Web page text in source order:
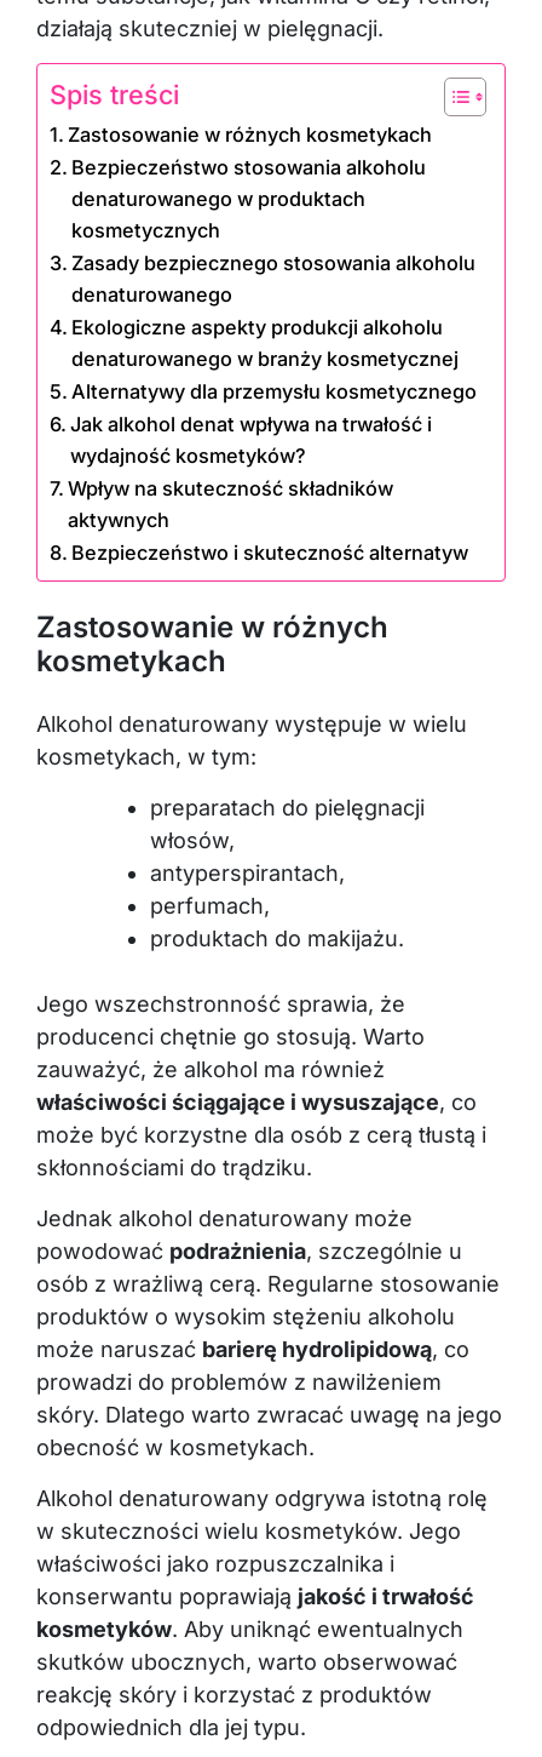
działają skuteczniej w pielęgnacji.
Spis treści
Zastosowanie w różnych kosmetykach
Bezpieczeństwo stosowania alkoholu
denaturowanego w produktach
kosmetycznych
Zasady bezpiecznego stosowania alkoholu
denaturowanego
Ekologiczne aspekty produkcji alkoholu
denaturowanego w branży kosmetycznej
Alternatywy dla przemysłu kosmetycznego
Jak alkohol denat wpływa na trwałość i
wydajność kosmetyków?
Wpływ na skuteczność składników
aktywnych
Bezpieczeństwo i skuteczność alternatyw
Zastosowanie w różnych
kosmetykach
Alkohol denaturowany występuje w wielu
preparatach do pielęgnacji
włosów,
antyperspirantach,
perfumach,
produktach do makijażu.
Jego wszechstronność sprawia, że
producenci chętnie go stosują. Warto
zauważyć, że alkohol ma również
właściwości ściągające i wysuszające
może być korzystne dla osób z cerą tłustą i
skłonnościami do trądziku.
Jednak alkohol denaturowany może
powodować
podrażnienia
, szczególnie u
osób z wrażliwą cerą. Regularne stosowanie
produktów o wysokim stężeniu alkoholu
może naruszać barierę hydrolipidową
prowadzi do problemów z nawilżeniem
skóry. Dlatego warto zwracać uwagę na jego
obecność w kosmetykach.
Alkohol denaturowany odgrywa istotną rolę
w skuteczności wielu kosmetyków. Jego
właściwości jako rozpuszczalnika i
konserwantu poprawiają jakość i trwałość
kosmetyków
. Aby uniknąć ewentualnych
skutków ubocznych, warto obserwować
reakcję skóry i korzystać z produktów
odpowiednich dla jej typu.